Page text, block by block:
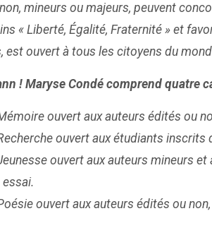
mineurs ou majeurs, peuvent
« Liberté, Égalité, Fraternité » et
est ouvert à tous les citoyens du
! Maryse Condé comprend quatre
ouvert aux auteurs édités ou
ouvert aux étudiants
ouvert aux auteurs mineurs
ouvert aux auteurs édités ou